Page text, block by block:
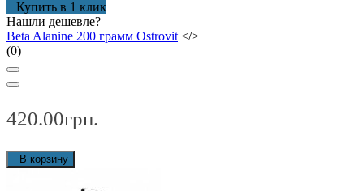
Купить в 1 клик
Нашли дешевле?
Beta Alanine 200 грамм Ostrovit </>
(0)
420.00грн.
В корзину